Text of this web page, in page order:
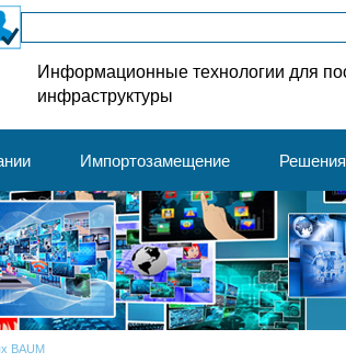
Информационные технологии для
инфраструктуры
Импортозамещение
BAUM